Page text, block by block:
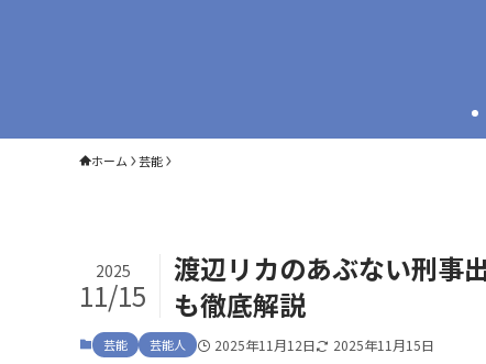
ホーム 芸能
渡辺リカのあぶない刑事
も徹底解説
2025
11/15
芸能 芸能人 2025年11月12日 2025年11月15日